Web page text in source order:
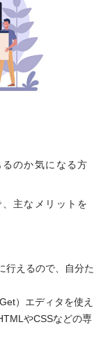
のか気になる方
主なメリットを
行えるので、自分た
）エディタを使え
やCSSなどの専